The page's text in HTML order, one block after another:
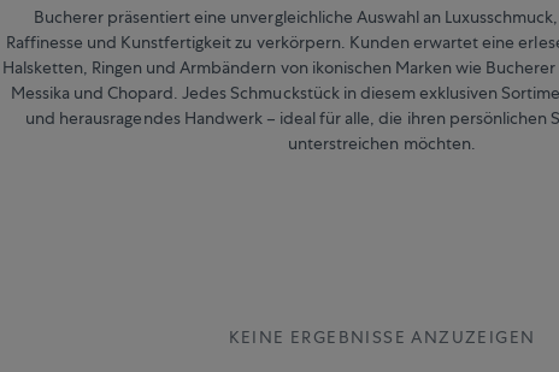
Bucherer präsentiert eine unvergleichliche Auswahl an
Raffinesse und Kunstfertigkeit zu verkörpern. Kunden erwartet eine
Halsketten, Ringen und Armbändern von ikonischen Marken wie
Messika und Chopard. Jedes Schmuckstück in diesem exklusiven
und herausragendes Handwerk – ideal für alle, die ihren persönlichen
unterstreichen möchten.
KEINE ERGEBNISSE ANZUZEIGEN